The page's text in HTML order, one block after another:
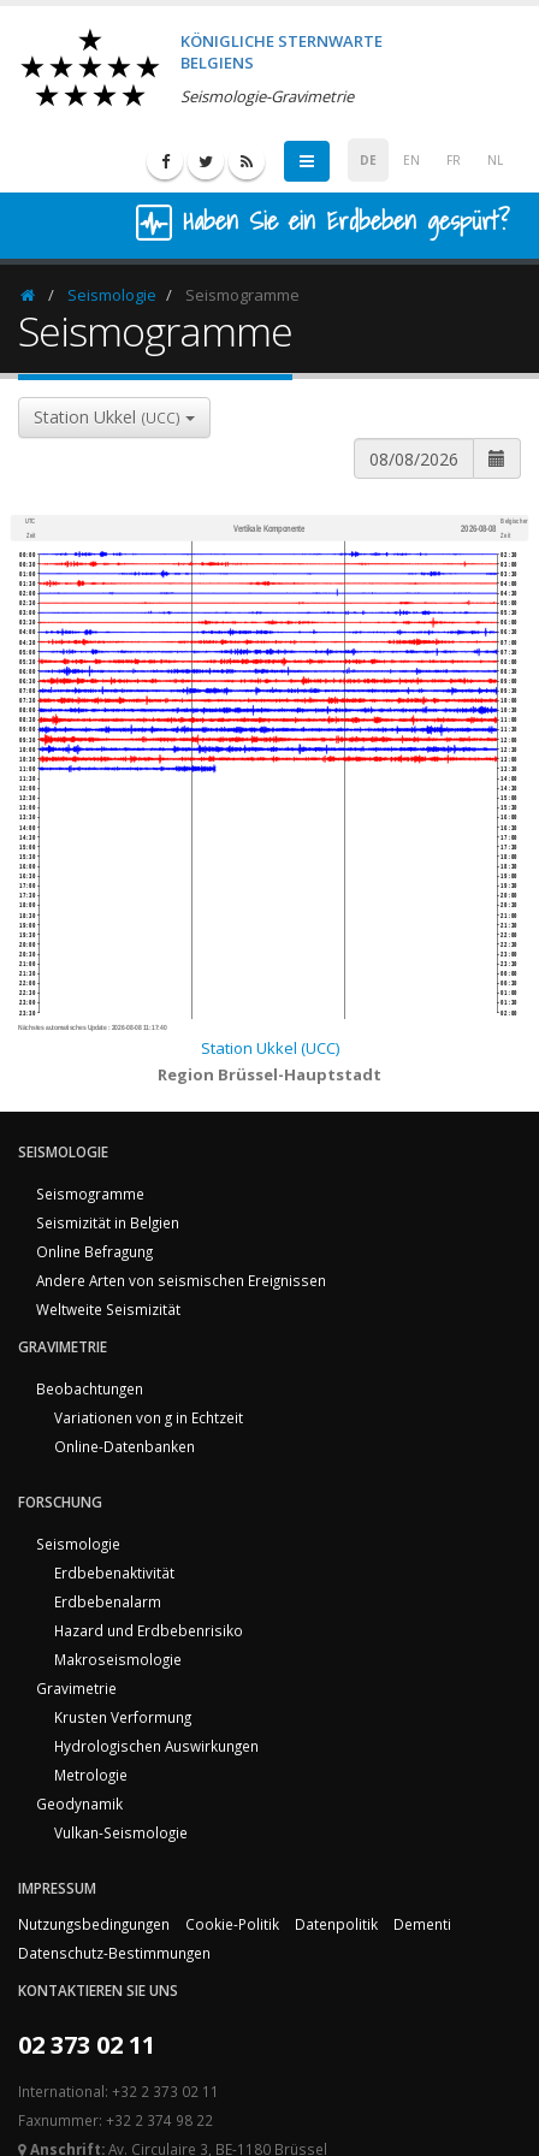
KÖNIGLICHE STERNWARTE
BELGIENS
Seismologie-Gravimetrie
DE EN FR NL
Haben Sie ein Erdbeben gespürt?
HomepageSeismologie Seismogramme
Seismogramme
Station Ukkel (UCC)
UTC
Zeit
Vertikale Komponente 2026-08-08
Belgischer
Zeit
00:00
00:30
01:00
01:30
02:00
02:30
03:00
03:30
04:00
04:30
05:00
05:30
06:00
06:30
07:00
07:30
08:00
08:30
09:00
09:30
10:00
10:30
11:00
11:30
12:00
12:30
13:00
13:30
14:00
14:30
15:00
15:30
16:00
16:30
17:00
17:30
18:00
18:30
19:00
19:30
20:00
20:30
21:00
21:30
22:00
22:30
23:00
23:30
02:30
03:00
03:30
04:00
04:30
05:00
05:30
06:00
06:30
07:00
07:30
08:00
08:30
09:00
09:30
10:00
10:30
11:00
11:30
12:00
12:30
13:00
13:30
14:00
14:30
15:00
15:30
16:00
16:30
17:00
17:30
18:00
18:30
19:00
19:30
20:00
20:30
21:00
21:30
22:00
22:30
23:00
23:30
00:00
00:30
01:00
01:30
02:00
Nächstes automatisches Update : 2026-08-08 11:17:40
Station Ukkel (UCC)
Region Brüssel-Hauptstadt
SEISMOLOGIE
Seismogramme
Seismizität in Belgien
Online Befragung
Andere Arten von seismischen Ereignissen
Weltweite Seismizität
GRAVIMETRIE
Beobachtungen
Variationen von g in Echtzeit
Online-Datenbanken
FORSCHUNG
Seismologie
Erdbebenaktivität
Erdbebenalarm
Hazard und Erdbebenrisiko
Makroseismologie
Gravimetrie
Krusten Verformung
Hydrologischen Auswirkungen
Metrologie
Geodynamik
Vulkan-Seismologie
IMPRESSUM
Nutzungsbedingungen
Cookie-Politik Datenpolitik
Dementi
Datenschutz-Bestimmungen
KONTAKTIEREN SIE UNS
02 373 02 11
International: +32 2 373 02 11
Faxnummer: +32 2 374 98 22
Anschrift:Av. Circulaire 3, BE-1180 Brüssel